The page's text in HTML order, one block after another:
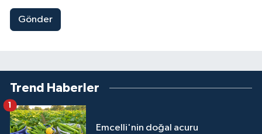
Gönder
Trend Haberler
Emcelli'nin doğal acuru
1